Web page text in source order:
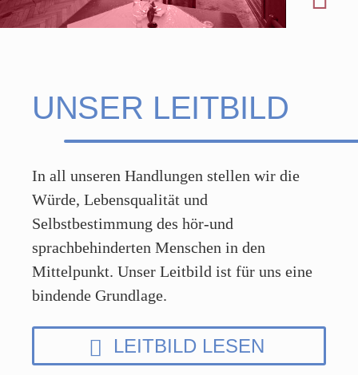
UNSER LEITBILD
In all unseren Handlungen stellen wir die
Würde, Lebensqualität und
Selbstbestimmung des hör-und
sprachbehinderten Menschen in den
Mittelpunkt. Unser Leitbild ist für uns eine
bindende Grundlage.
LEITBILD LESEN